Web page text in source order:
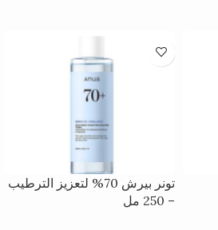
تونر بيرش 70% لتعزيز الترطيب
– 250 مل